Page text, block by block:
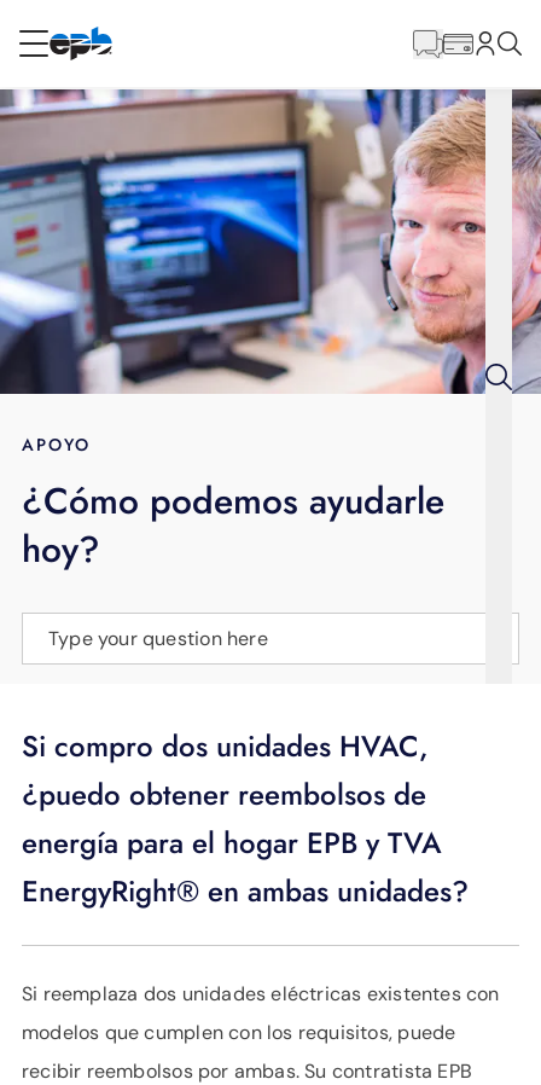
RESIDENCIAL
Internet
Energía
Televisión
BLOG
APOYO
principal
APOYO
¿Cómo podemos ayudarle
hoy?
Type your question here
Si compro dos unidades HVAC,
¿puedo obtener reembolsos de
energía para el hogar EPB y TVA
EnergyRight® en ambas unidades?
Si reemplaza dos unidades eléctricas existentes con
modelos que cumplen con los requisitos, puede
recibir reembolsos por ambas. Su contratista EPB